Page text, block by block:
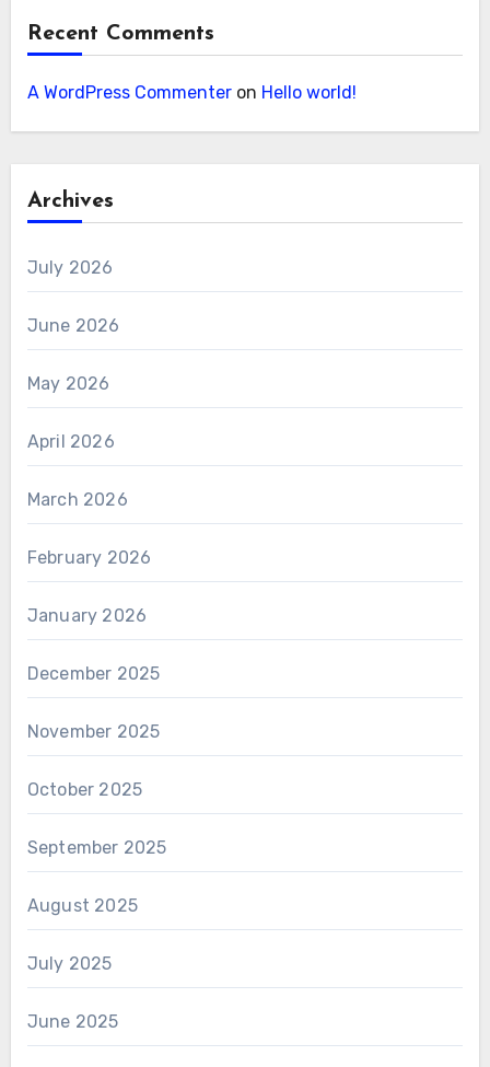
Recent Comments
A WordPress Commenteron Hello world!
Archives
July 2026
June 2026
May 2026
April 2026
March 2026
February 2026
January 2026
December 2025
November 2025
October 2025
September 2025
August 2025
July 2025
June 2025